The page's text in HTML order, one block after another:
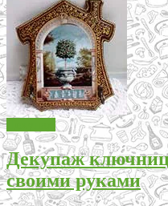
Декупаж
своими руками